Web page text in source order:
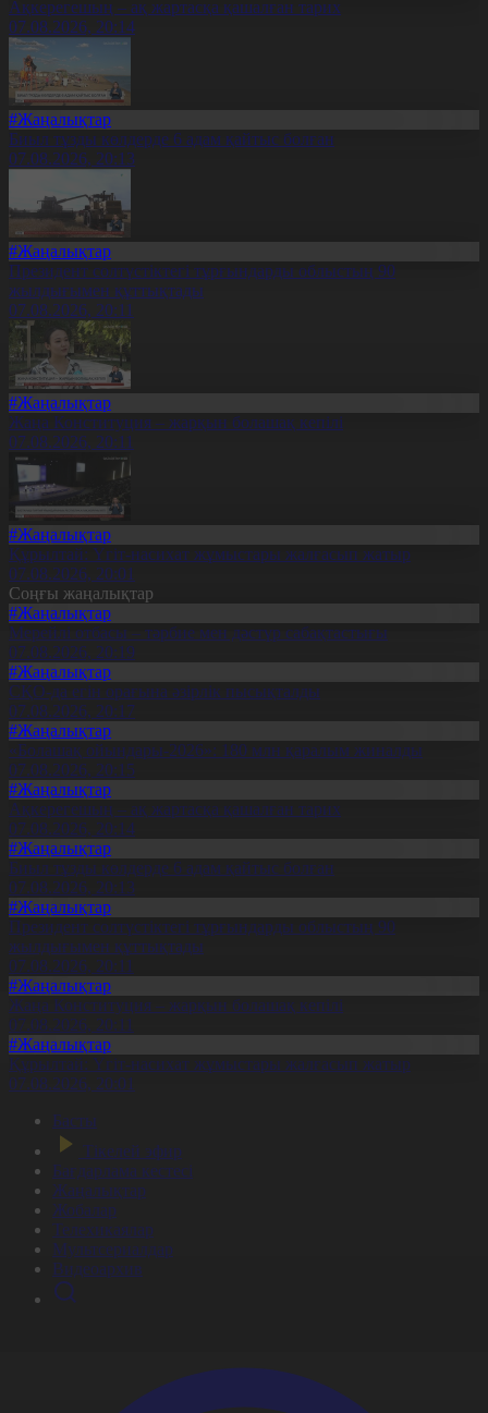
Ақкерегешың – ақ жартасқа қашалған тарих
07.08.2026, 20:14
#Жаңалықтар
Биыл тұзды көлдерде 6 адам қайтыс болған
07.08.2026, 20:13
#Жаңалықтар
Президент солтүстіктегі тұрғындарды облыстың 90
жылдығымен құттықтады
07.08.2026, 20:11
#Жаңалықтар
Жаңа Конституция – жарқын болашақ кепілі
07.08.2026, 20:11
#Жаңалықтар
Құрылтай: Үгіт-насихат жұмыстары жалғасып жатыр
07.08.2026, 20:01
Соңғы жаңалықтар
#Жаңалықтар
Мерейлі отбасы – тәрбие мен дәстүр сабақтастығы
07.08.2026, 20:19
#Жаңалықтар
СҚО-да егін орағына әзірлік пысықталды
07.08.2026, 20:17
#Жаңалықтар
«Болашақ ойындары-2026»: 180 млн қаралым жиналды
07.08.2026, 20:15
#Жаңалықтар
Ақкерегешың – ақ жартасқа қашалған тарих
07.08.2026, 20:14
#Жаңалықтар
Биыл тұзды көлдерде 6 адам қайтыс болған
07.08.2026, 20:13
#Жаңалықтар
Президент солтүстіктегі тұрғындарды облыстың 90
жылдығымен құттықтады
07.08.2026, 20:11
#Жаңалықтар
Жаңа Конституция – жарқын болашақ кепілі
07.08.2026, 20:11
#Жаңалықтар
Құрылтай: Үгіт-насихат жұмыстары жалғасып жатыр
07.08.2026, 20:01
Басты
Тікелей эфир
Бағдарлама кестесі
Жаңалықтар
Жобалар
Телехикаялар
Мультсериалдар
Видеоархив